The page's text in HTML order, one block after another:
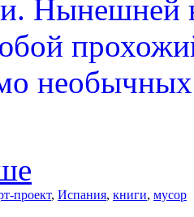
Нынешней
проект, Испания, книги, мусор